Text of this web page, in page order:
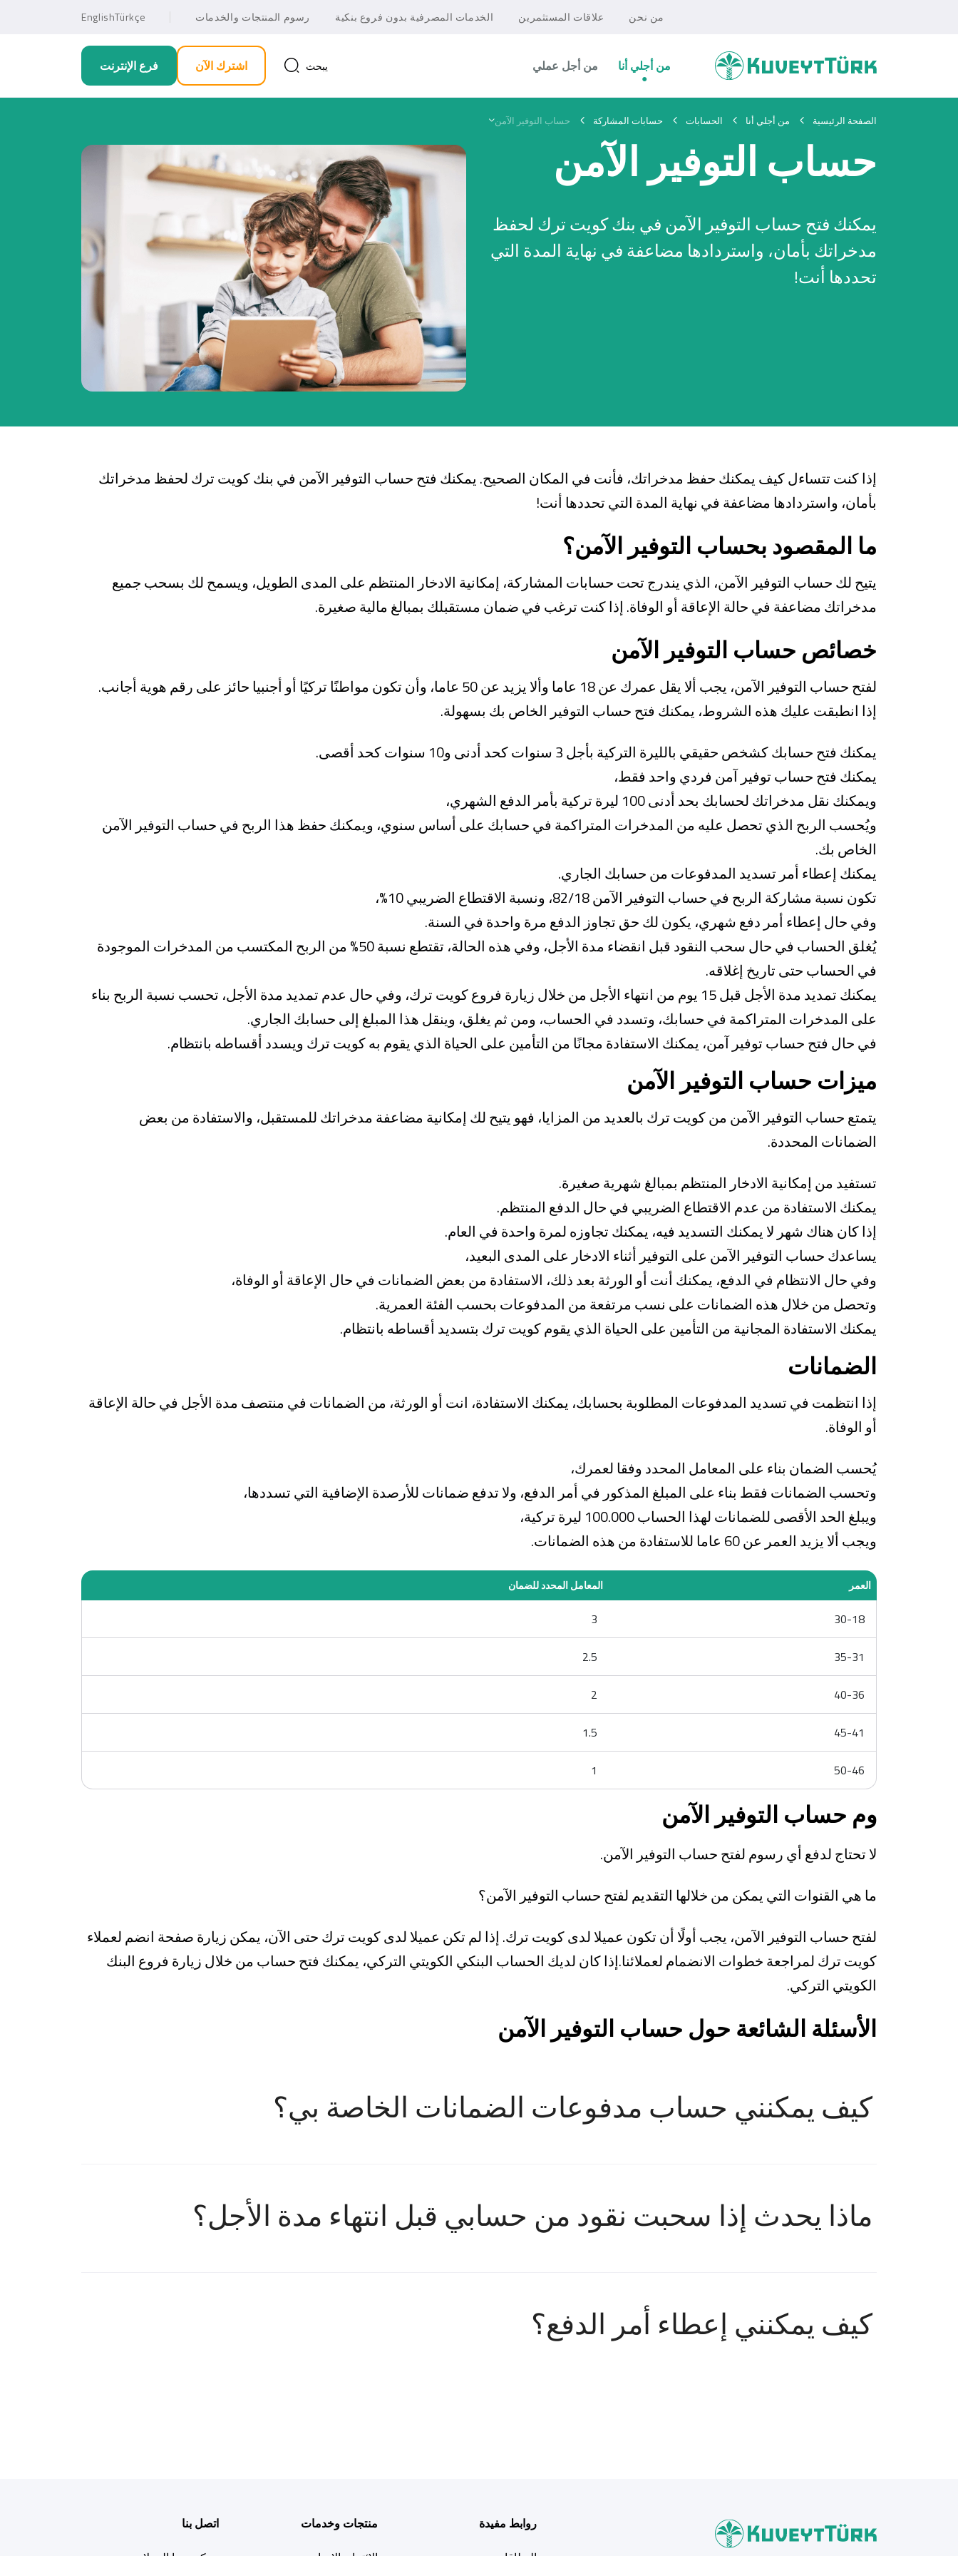
من نحن علاقات المستثمرين الخدمات المصرفية بدون فروع بنكية رسوم المنتجات والخدمات Türkçe
English
من أجلي أنا من أجل عملي يبحث
تمويل الإسكان
شركات
بطاقة بزنس بلاس
المزايا الضريبية
الائتمان الإيجاري
اشترك الآن فرع الإنترنت
الصفحة الرئيسية من أجلي أنا الحسابات حسابات المشاركة حساب التوفير الآمن
حساب التوفير الآمن
يمكنك فتح حساب التوفير الآمن في بنك كويت ترك لحفظ
مدخراتك بأمان، واستردادها مضاعفة في نهاية المدة التي
تحددها أنت!
إذا كنت تتساءل كيف يمكنك حفظ مدخراتك، فأنت في المكان الصحيح. يمكنك فتح حساب التوفير الآمن في بنك كويت ترك لحفظ مدخراتك
بأمان، واستردادها مضاعفة في نهاية المدة التي تحددها أنت!
ما المقصود بحساب التوفير الآمن؟
يتيح لك حساب التوفير الآمن، الذي يندرج تحت حسابات المشاركة، إمكانية الادخار المنتظم على المدى الطويل، ويسمح لك بسحب جميع
مدخراتك مضاعفة في حالة الإعاقة أو الوفاة. إذا كنت ترغب في ضمان مستقبلك بمبالغ مالية صغيرة.
خصائص حساب التوفير الآمن
لفتح حساب التوفير الآمن، يجب ألا يقل عمرك عن 18 عاما وألا يزيد عن 50 عاما، وأن تكون مواطنًا تركيًا أو أجنبيا حائز على رقم هوية أجانب.
إذا انطبقت عليك هذه الشروط، يمكنك فتح حساب التوفير الخاص بك بسهولة.
يمكنك فتح حسابك كشخص حقيقي بالليرة التركية بأجل 3 سنوات كحد أدنى و10 سنوات كحد أقصى.
يمكنك فتح حساب توفير آمن فردي واحد فقط،
ويمكنك نقل مدخراتك لحسابك بحد أدنى 100 ليرة تركية بأمر الدفع الشهري،
ويُحسب الربح الذي تحصل عليه من المدخرات المتراكمة في حسابك على أساس سنوي، ويمكنك حفظ هذا الربح في حساب التوفير الآمن
الخاص بك.
يمكنك إعطاء أمر تسديد المدفوعات من حسابك الجاري.
تكون نسبة مشاركة الربح في حساب التوفير الآمن 82/18، ونسبة الاقتطاع الضريبي 10%،
وفي حال إعطاء أمر دفع شهري، يكون لك حق تجاوز الدفع مرة واحدة في السنة.
يُغلق الحساب في حال سحب النقود قبل انقضاء مدة الأجل، وفي هذه الحالة، تقتطع نسبة 50% من الربح المكتسب من المدخرات الموجودة
في الحساب حتى تاريخ إغلاقه.
يمكنك تمديد مدة الأجل قبل 15 يوم من انتهاء الأجل من خلال زيارة فروع كويت ترك، وفي حال عدم تمديد مدة الأجل، تحسب نسبة الربح بناء
على المدخرات المتراكمة في حسابك، وتسدد في الحساب، ومن ثم يغلق، وينقل هذا المبلغ إلى حسابك الجاري.
في حال فتح حساب توفير آمن، يمكنك الاستفادة مجانًا من التأمين على الحياة الذي يقوم به كويت ترك ويسدد أقساطه بانتظام.
ميزات حساب التوفير الآمن
يتمتع حساب التوفير الآمن من كويت ترك بالعديد من المزايا، فهو يتيح لك إمكانية مضاعفة مدخراتك للمستقبل، والاستفادة من بعض
الضمانات المحددة.
تستفيد من إمكانية الادخار المنتظم بمبالغ شهرية صغيرة.
يمكنك الاستفادة من عدم الاقتطاع الضريبي في حال الدفع المنتظم.
إذا كان هناك شهر لا يمكنك التسديد فيه، يمكنك تجاوزه لمرة واحدة في العام.
يساعدك حساب التوفير الآمن على التوفير أثناء الادخار على المدى البعيد،
وفي حال الانتظام في الدفع، يمكنك أنت أو الورثة بعد ذلك، الاستفادة من بعض الضمانات في حال الإعاقة أو الوفاة،
وتحصل من خلال هذه الضمانات على نسب مرتفعة من المدفوعات بحسب الفئة العمرية.
يمكنك الاستفادة المجانية من التأمين على الحياة الذي يقوم كويت ترك بتسديد أقساطه بانتظام.
الضمانات
إذا انتظمت في تسديد المدفوعات المطلوبة بحسابك، يمكنك الاستفادة، انت أو الورثة، من الضمانات في منتصف مدة الأجل في حالة الإعاقة
أو الوفاة.
يُحسب الضمان بناء على المعامل المحدد وفقا لعمرك،
وتحسب الضمانات فقط بناء على المبلغ المذكور في أمر الدفع، ولا تدفع ضمانات للأرصدة الإضافية التي تسددها،
ويبلغ الحد الأقصى للضمانات لهذا الحساب 100.000 ليرة تركية،
ويجب ألا يزيد العمر عن60 عاما للاستفادة من هذه الضمانات.
العمر المعامل المحدد للضمان
30-18
3
35-31
2.5
40-36
2
45-41
1.5
50-46
1
وم حساب التوفير الآمن
لا تحتاج لدفع أي رسوم لفتح حساب التوفير الآمن.
ما هي القنوات التي يمكن من خلالها التقديم لفتح حساب التوفير الآمن؟
لفتح حساب التوفير الآمن، يجب أولًا أن تكون عميلا لدى كويت ترك. إذا لم تكن عميلا لدى كويت ترك حتى الآن، يمكن زيارة صفحة انضم لعملاء
كويت ترك لمراجعة خطوات الانضمام لعملائنا.إذا كان لديك الحساب البنكي الكويتي التركي، يمكنك فتح حساب من خلال زيارة فروع البنك
الكويتي التركي.
الأسئلة الشائعة حول حساب التوفير الآمن
كيف يمكنني حساب مدفوعات الضمانات الخاصة بي؟
ماذا يحدث إذا سحبت نقود من حسابي قبل انتهاء مدة الأجل؟
كيف يمكنني إعطاء أمر الدفع؟
روابط مفيدة
منتجات وخدمات
اتصل بنا